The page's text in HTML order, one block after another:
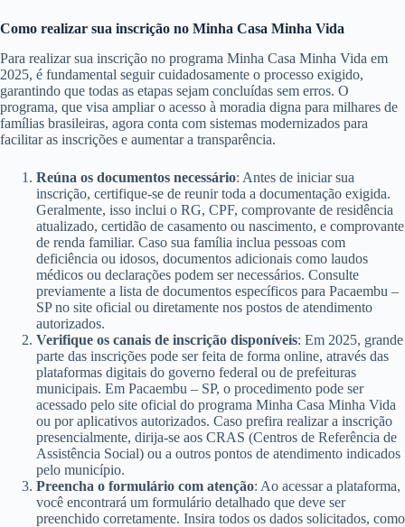
Como realizar sua inscrição no Minha Casa Minha Vida
Para realizar sua inscrição no programa Minha Casa Minha Vida em
2025, é fundamental seguir cuidadosamente o processo exigido,
garantindo que todas as etapas sejam concluídas sem erros. O
programa, que visa ampliar o acesso à moradia digna para milhares de
famílias brasileiras, agora conta com sistemas modernizados para
facilitar as inscrições e aumentar a transparência.
Reúna os documentos necessário: Antes de iniciar sua
inscrição, certifique-se de reunir toda a documentação exigida.
Geralmente, isso inclui o RG, CPF, comprovante de residência
atualizado, certidão de casamento ou nascimento, e comprovante
de renda familiar. Caso sua família inclua pessoas com
deficiência ou idosos, documentos adicionais como laudos
médicos ou declarações podem ser necessários. Consulte
previamente a lista de documentos específicos para Pacaembu –
SP no site oficial ou diretamente nos postos de atendimento
autorizados.
Verifique os canais de inscrição disponíveis: Em 2025, grande
parte das inscrições pode ser feita de forma online, através das
plataformas digitais do governo federal ou de prefeituras
municipais. Em Pacaembu – SP, o procedimento pode ser
acessado pelo site oficial do programa Minha Casa Minha Vida
ou por aplicativos autorizados. Caso prefira realizar a inscrição
presencialmente, dirija-se aos CRAS (Centros de Referência de
Assistência Social) ou a outros pontos de atendimento indicados
pelo município.
Preencha o formulário com atenção: Ao acessar a plataforma,
você encontrará um formulário detalhado que deve ser
preenchido corretamente. Insira todos os dados solicitados, como